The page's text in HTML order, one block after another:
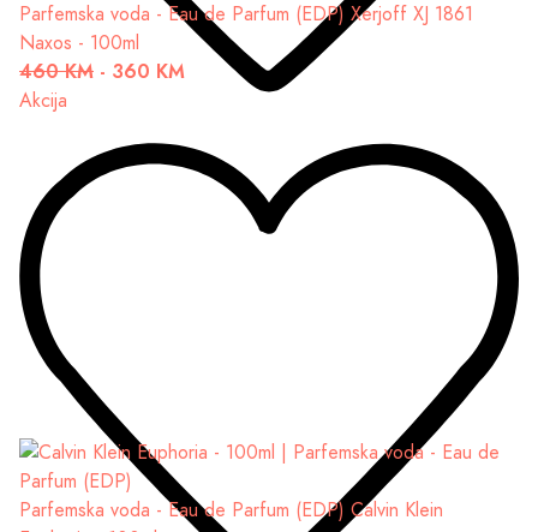
Parfemska voda - Eau de Parfum (EDP) Xerjoff XJ 1861
Naxos - 100ml
460 KM - 360 KM
Akcija
Parfemska voda - Eau de Parfum (EDP) Calvin Klein